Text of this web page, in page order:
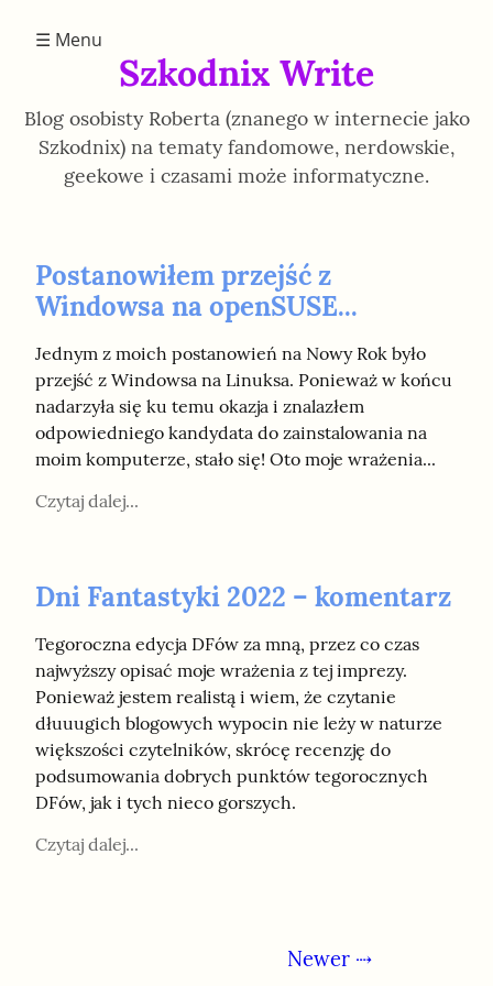
☰ Menu
Szkodnix Write
Blog osobisty Roberta (znanego w internecie jako
Szkodnix) na tematy fandomowe, nerdowskie,
geekowe i czasami może informatyczne.
Postanowiłem przejść z
Windowsa na openSUSE...
Jednym z moich postanowień na Nowy Rok było
przejść z Windowsa na Linuksa. Ponieważ w końcu
nadarzyła się ku temu okazja i znalazłem
odpowiedniego kandydata do zainstalowania na
moim komputerze, stało się! Oto moje wrażenia...
Czytaj dalej...
Dni Fantastyki 2022 – komentarz
Tegoroczna edycja DFów za mną, przez co czas
najwyższy opisać moje wrażenia z tej imprezy.
Ponieważ jestem realistą i wiem, że czytanie
dłuuugich blogowych wypocin nie leży w naturze
większości czytelników, skrócę recenzję do
podsumowania dobrych punktów tegorocznych
DFów, jak i tych nieco gorszych.
Czytaj dalej...
Newer ⇢